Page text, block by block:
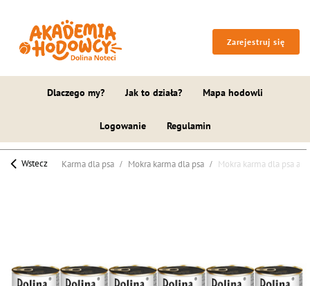
Zarejestruj się
Dlaczego my? Jak to działa? Mapa hodowli
Logowanie Regulamin
Wstecz Karma dla psa Mokra karma dla psa Mokra karma dla psa